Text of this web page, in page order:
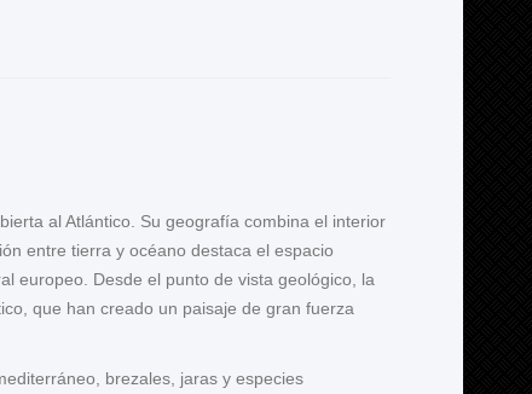
al Atlántico. Su geografía combina el interior
entre tierra y océano destaca el espacio
europeo. Desde el punto de vista geológico, la
que han creado un paisaje de gran fuerza
brezales, jaras y especies